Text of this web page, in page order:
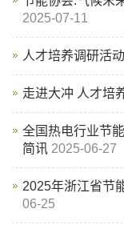
2025-07-11
人才培养调研活
走进大冲 人才培
全国热电行业节
简讯 2025-06-27
2025年浙江省节
06-25